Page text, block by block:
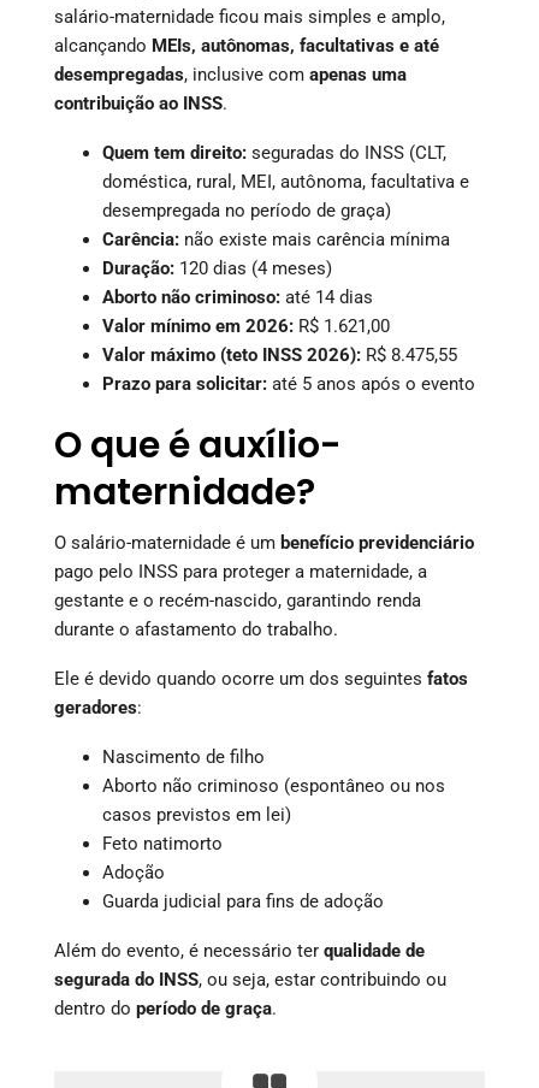
salário-maternidade ficou mais simples e amplo,
alcançando MEIs, autônomas, facultativas e até
desempregadas, inclusive com apenas uma
contribuição ao INSS.
Quem tem direito: seguradas do INSS (CLT,
doméstica, rural, MEI, autônoma, facultativa e
desempregada no período de graça)
Carência: não existe mais carência mínima
Duração: 120 dias (4 meses)
Aborto não criminoso: até 14 dias
Valor mínimo em 2026: R$ 1.621,00
Valor máximo (teto INSS 2026): R$ 8.475,55
Prazo para solicitar: até 5 anos após o evento
O que é auxílio-
maternidade?
O salário-maternidade é um benefício previdenciário
pago pelo INSS para proteger a maternidade, a
gestante e o recém-nascido, garantindo renda
durante o afastamento do trabalho.
Ele é devido quando ocorre um dos seguintes fatos
geradores:
Nascimento de filho
Aborto não criminoso (espontâneo ou nos
casos previstos em lei)
Feto natimorto
Adoção
Guarda judicial para fins de adoção
Além do evento, é necessário ter qualidade de
segurada do INSS, ou seja, estar contribuindo ou
dentro do período de graça.